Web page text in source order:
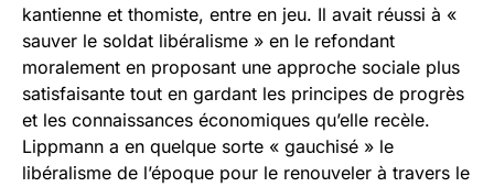
kantienne et thomiste, entre en jeu. Il avait réussi à «
sauver le soldat libéralisme » en le refondant
moralement en proposant une approche sociale plus
satisfaisante tout en gardant les principes de progrès
et les connaissances économiques qu’elle recèle.
Lippmann a en quelque sorte « gauchisé » le
libéralisme de l’époque pour le renouveler à travers le